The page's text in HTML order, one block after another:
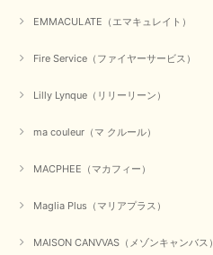
EMMACULATE（エマキュレイト）
Fire Service（ファイヤーサービス）
Lilly Lynque（リリーリーン）
ma couleur（マ クルール）
MACPHEE（マカフィー）
Maglia Plus（マリアプラス）
MAISON CANVVAS（メゾンキャンバス）